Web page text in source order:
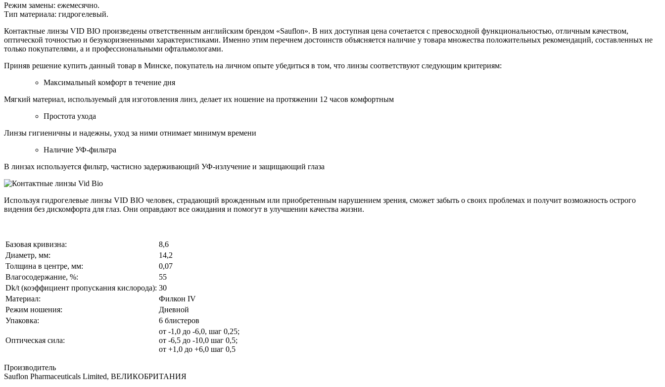
Режим замены: ежемесячно.
Тип материала: гидрогелевый.
Контактные линзы VID BIO произведены ответственным английским брендом «Sauflon». В них доступная цена сочетается с превосходной функциональностью, отличным качеством,
оптической точностью и безукоризненными характеристиками. Именно этим перечнем достоинств объясняется наличие у товара множества положительных рекомендаций, составленных не
только покупателями, а и профессиональными офтальмологами.
Приняв решение купить данный товар в Минске, покупатель на личном опыте убедиться в том, что линзы соответствуют следующим критериям:
Максимальный комфорт в течение дня
Мягкий материал, используемый для изготовления линз, делает их ношение на протяжении 12 часов комфортным
Простота ухода
Линзы гигиеничны и надежны, уход за ними отнимает минимум времени
Наличие УФ-фильтра
В линзах используется фильтр, частисно задерживающий УФ-излучение и защищающий глаза
Используя гидрогелевые линзы VID BIO человек, страдающий врожденным или приобретенным нарушением зрения, сможет забыть о своих проблемах и получит возможность острого
видения без дискомфорта для глаз. Они оправдают все ожидания и помогут в улучшении качества жизни.
Базовая кривизна:
8,6
Диаметр, мм:
14,2
Толщина в центре, мм:
0,07
Влагосодержание, %:
55
Dk/t (коэффициент пропускания кислорода): 30
Материал:
Филкон IV
Режим ношения:
Дневной
Упаковка:
6 блистеров
Оптическая сила:
от -1,0 до -6,0, шаг 0,25;
от -6,5 до -10,0 шаг 0,5;
от +1,0 до +6,0 шаг 0,5
Производитель
Sauflon Pharmaceuticals Limited, ВЕЛИКОБРИТАНИЯ